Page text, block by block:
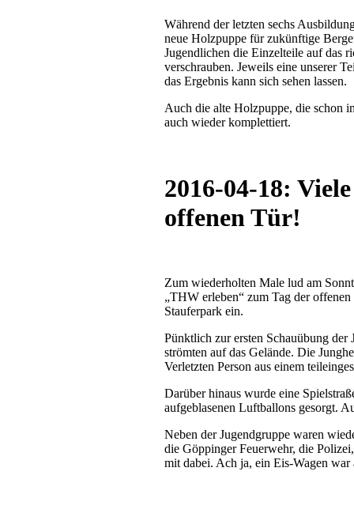
Während der letzten sechs
neue Holzpuppe für zukünftige
Jugendlichen die Einzelteile auf das
verschrauben. Jeweils eine unserer
das Ergebnis kann sich sehen lassen.
Auch die alte Holzpuppe, die schon
auch wieder komplettiert.
2016-04-18:
offenen Tür!
Zum wiederholten Male lud am
„THW erleben“ zum Tag der
Stauferpark ein.
Pünktlich zur ersten Schauübung der
strömten auf das Gelände. Die
Verletzten Person aus einem
Darüber hinaus wurde eine
aufgeblasenen Luftballons gesorgt.
Neben der Jugendgruppe waren
die Göppinger Feuerwehr, die
mit dabei. Ach ja, ein Eis-Wagen war